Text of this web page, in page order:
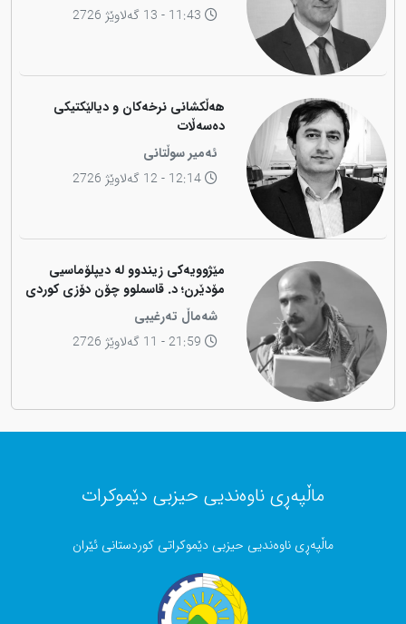
هەڵکشانی نرخەکان و دیالێکتیکی
دەسەڵات
ئەمیر سوڵتانی
12:14 - 12 گەلاوێژ 2726
مێژوویەکی زیندوو لە دیپلۆماسیی
مۆدێرن؛ د. قاسملوو چۆن دۆزی کوردی
لە شاخەوە گواستەوە بۆ ناوەندە
بڕیاردەرەکانی جیهان؟
شەماڵ تەرغیبی
ماڵپەڕی ناوەندیی حیزبی دێموکرات
ماڵپەڕی ناوەندیی حیزبی دێموکراتی کوردستانی ئێران